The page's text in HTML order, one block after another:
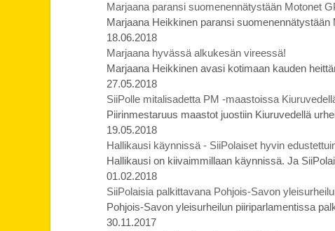
Marjaana paransi suomenennätystään Motonet
Marjaana Heikkinen paransi
18.06.2018
Marjaana hyvässä alkukesän vireessä!
Marjaana Heikkinen avasi kotimaan kauden
27.05.2018
SiiPolle mitalisadetta PM -maastoissa
Piirinmestaruus maastot juostiin Kiuruvedellä
19.05.2018
Hallikausi käynnissä - SiiPolaiset hyvin
Hallikausi on kiivaimmillaan käynnissä. Ja
01.02.2018
SiiPolaisia palkittavana Pohjois-Savon
Pohjois-Savon yleisurheilun piiriparlamentissa
30.11.2017